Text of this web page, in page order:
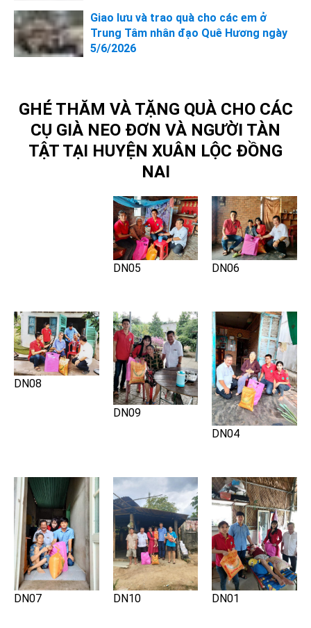
Giao lưu và trao quà cho các em ở
Trung Tâm nhân đạo Quê Hương ngày
5/6/2026
GHÉ THĂM VÀ TẶNG QUÀ CHO CÁC
CỤ GIÀ NEO ĐƠN VÀ NGƯỜI TÀN
TẬT TẠI HUYỆN XUÂN LỘC ĐỒNG
NAI
DN05 DN06
DN08
DN09
DN04
DN07 DN10 DN01